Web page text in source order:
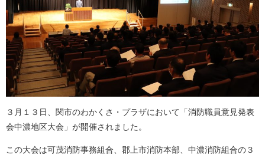
３月１３日、関市のわかくさ・プラザにおいて「消防職員意見発表
会中濃地区大会」が開催されました。
この大会は可茂消防事務組合、郡上市消防本部、中濃消防組合の３